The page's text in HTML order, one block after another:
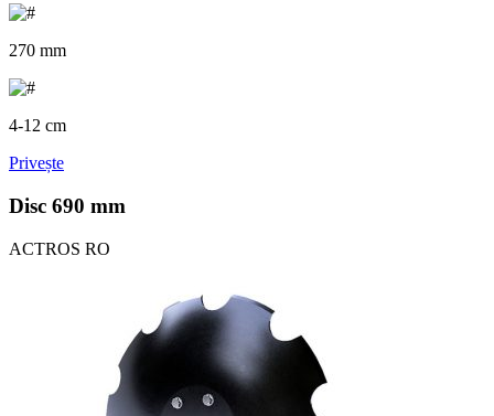
270 mm
4-12 cm
Privește
Disc 690 mm
ACTROS RO